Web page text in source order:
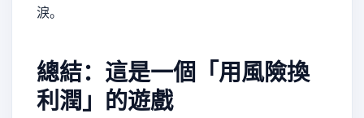
淚。
總結：這是一個「用風險換
利潤」的遊戲